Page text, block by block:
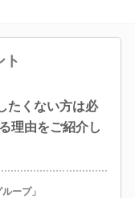
ト
たくない方は必
理由をご紹介し
ープ」